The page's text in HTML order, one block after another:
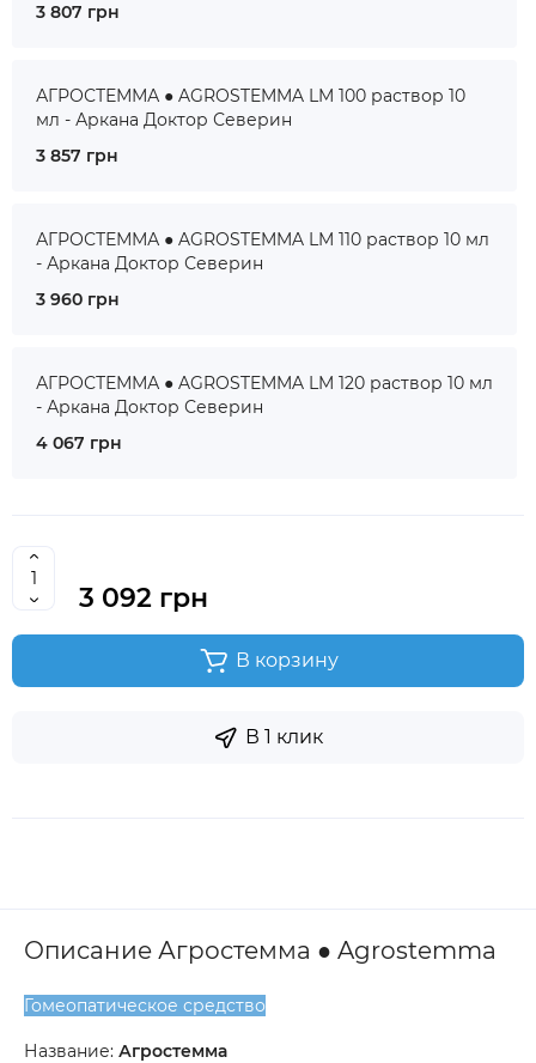
3 807 грн
АГРОСТЕММА ● AGROSTEMMA LM 100 раствор 10
мл - Аркана Доктор Северин
3 857 грн
АГРОСТЕММА ● AGROSTEMMA LM 110 раствор 10 мл
- Аркана Доктор Северин
3 960 грн
АГРОСТЕММА ● AGROSTEMMA LM 120 раствор 10 мл
- Аркана Доктор Северин
4 067 грн
3 092 грн
В корзину
В 1 клик
Описание Агростемма ● Agrostemma
Гомеопатическое средство
Название: Агростемма